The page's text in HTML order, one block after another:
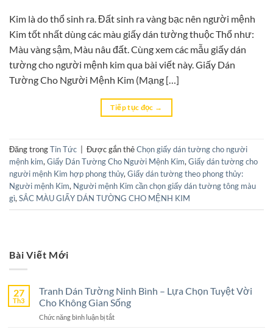
Kim là do thổ sinh ra. Đất sinh ra vàng bạc nên người mệnh
Kim tốt nhất dùng các màu giấy dán tường thuộc Thổ như:
Màu vàng sậm, Màu nâu đất. Cùng xem các mẫu giấy dán
tường cho người mệnh kim qua bài viết này. Giấy Dán
Tường Cho Người Mệnh Kim (Mạng […]
Tiếp tục đọc →
Đăng trongTin Tức Được gắn thẻChọn giấy dán tường cho người
mệnh kim, Giấy Dán Tường Cho Người Mệnh Kim, Giấy dán tường cho
người mệnh Kim hợp phong thủy, Giấy dán tường theo phong thủy:
Người mệnh Kim, Người mệnh Kim cần chọn giấy dán tường tông màu
gì, SẮC MÀU GIẤY DÁN TƯỜNG CHO MỆNH KIM
Bài Viết Mới
27
Th3
Tranh Dán Tường Ninh Bình – Lựa Chọn Tuyệt Vời
Cho Không Gian Sống
Chức năng bình luận bị tắtở